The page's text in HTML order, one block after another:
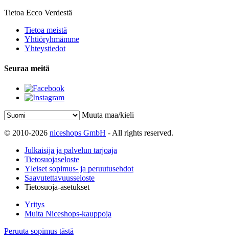
Tietoa Ecco Verdestä
Tietoa meistä
Yhtiöryhmämme
Yhteystiedot
Seuraa meitä
Muuta maa/kieli
© 2010-2026 niceshops GmbH - All rights reserved.
Julkaisija ja palvelun tarjoaja
Tietosuojaseloste
Yleiset sopimus- ja peruutusehdot
Saavutettavuusseloste
Tietosuoja-asetukset
Yritys
Muita Niceshops-kauppoja
Peruuta sopimus tästä